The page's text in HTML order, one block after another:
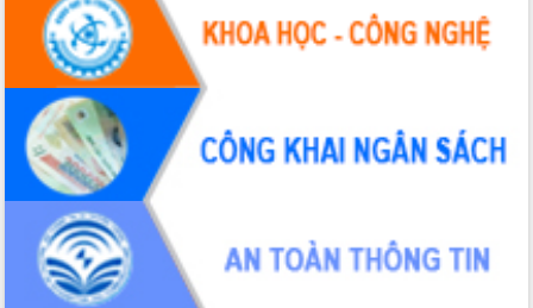
cử đại biểu Quốc hội khoá XVI và đại
biểu HĐND tỉnh Đắk Lắk, nhiệm kỳ
2026-2031
Phát động hai phong trào thi đua quan
trọng trong kỷ nguyên mới
Hội nghị lần thứ tư Ban Chỉ đạo công
tác bầu cử tỉnh Đắk Lắk
Hội nghị Báo cáo viên Trung ương
tháng 01/2026
Phó Thủ tướng Hồ Quốc Dũng đánh giá
cao kết quả Chiến dịch Quang Trung
tại Đắk Lắk